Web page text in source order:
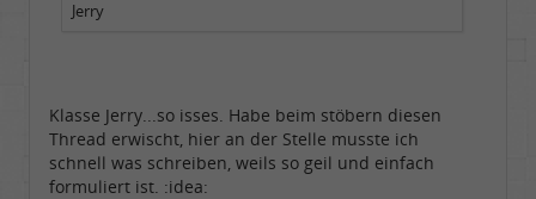
Jerry
Klasse Jerry...so isses. Habe beim stöbern diesen
Thread erwischt, hier an der Stelle musste ich
schnell was schreiben, weils so geil und einfach
formuliert ist. :idea: